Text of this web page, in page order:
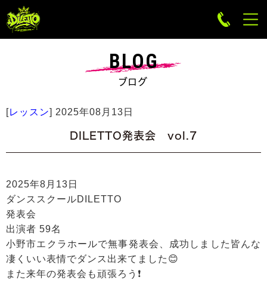
BLOG
ブログ
[レッスン] 2025年08月13日
DILETTO発表会 vol.7
2025年8月13日
ダンススクールDILETTO
発表会
出演者 59名
小野市エクラホールで無事発表会、成功しました皆んな
凄くいい表情でダンス出来てました😊
また来年の発表会も頑張ろう❗️